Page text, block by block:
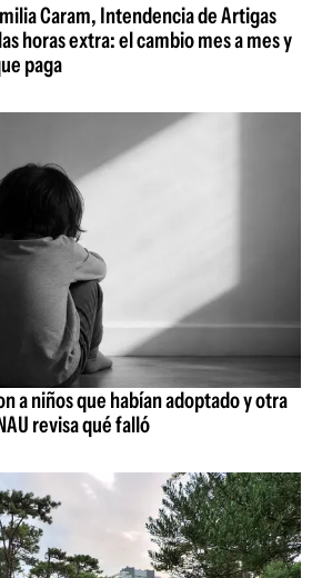
Caram, Intendencia de Artigas
horas extra: el cambio mes a mes y
paga
a niños que habían adoptado y otra
revisa qué falló